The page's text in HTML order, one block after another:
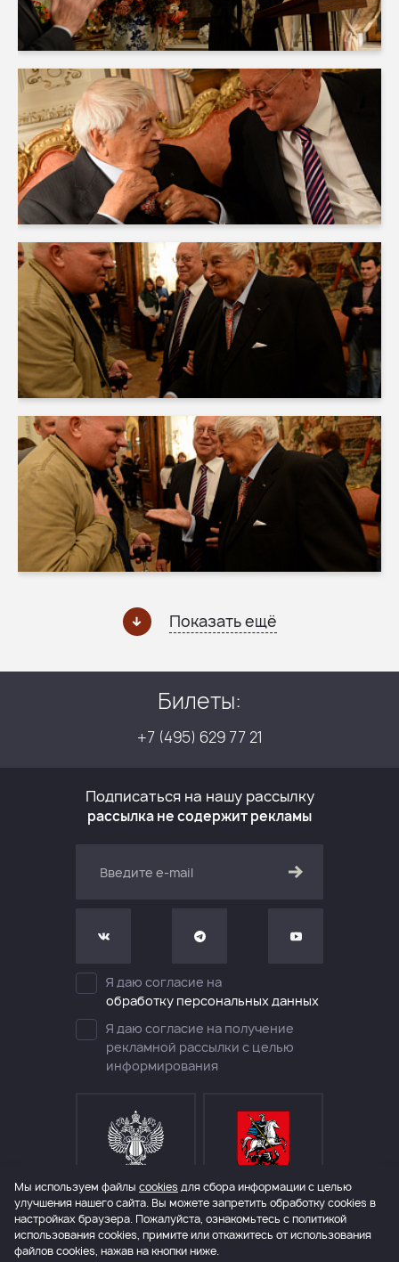
Показать ещё
Билеты:
+7 (495) 629 77 21
Подписаться на нашу рассылку
рассылка не содержит рекламы
Я даю согласие на
обработку персональных данных
Я даю согласие на получение
рекламной рассылки с целью
информирования
МИНИСТЕРСТВО КУЛЬТУРЫ
РОССИЙСКОЙ ФЕДЕРАЦИИ
ДЕПАРТАМЕНТ КУЛЬТУРЫ
ГОРОДА МОСКВЫ
Мы используем файлы cookies для сбора информации с целью
улучшения нашего сайта. Вы можете запретить обработку сookies в
настройках браузера. Пожалуйста, ознакомьтесь с политикой
использования cookies, примите или откажитесь от использования
файлов cookies, нажав на кнопки ниже.